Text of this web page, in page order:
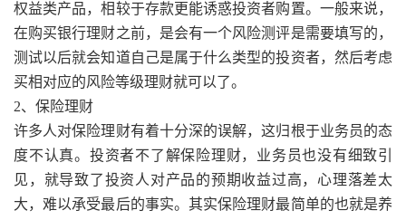
权益类产品，相较于存款更能诱惑投资者购置。一般来说，
在购买银行理财之前，是会有一个风险测评是需要填写的，
测试以后就会知道自己是属于什么类型的投资者，然后考虑
买相对应的风险等级理财就可以了。
2、保险理财
许多人对保险理财有着十分深的误解，这归根于业务员的态
度不认真。投资者不了解保险理财，业务员也没有细致引
见，就导致了投资人对产品的预期收益过高，心理落差太
大，难以承受最后的事实。其实保险理财最简单的也就是养